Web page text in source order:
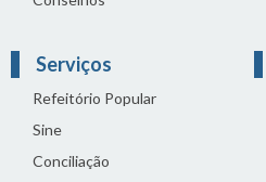
Serviços
Refeitório Popular
Sine
Conciliação